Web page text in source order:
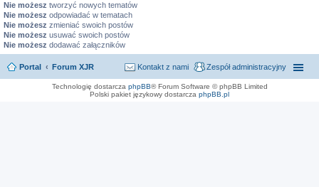
Nie możesz tworzyć nowych tematów
Nie możesz odpowiadać w tematach
Nie możesz zmieniać swoich postów
Nie możesz usuwać swoich postów
Nie możesz dodawać załączników
Portal Forum XJR Zespół administracyjny
Kontakt z nami
Technologię dostarcza phpBB® Forum Software © phpBB Limited
Polski pakiet językowy dostarcza phpBB.pl